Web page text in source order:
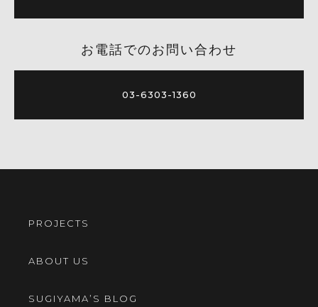
お電話でのお問い合わせ
03-6303-1360
PROJECTS
ABOUT US
SUGIYAMA’S BLOG